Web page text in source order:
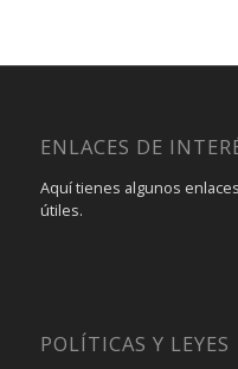
ENLACES DE
Aquí tienes algunos
útiles.
POLÍTICAS Y LEYES